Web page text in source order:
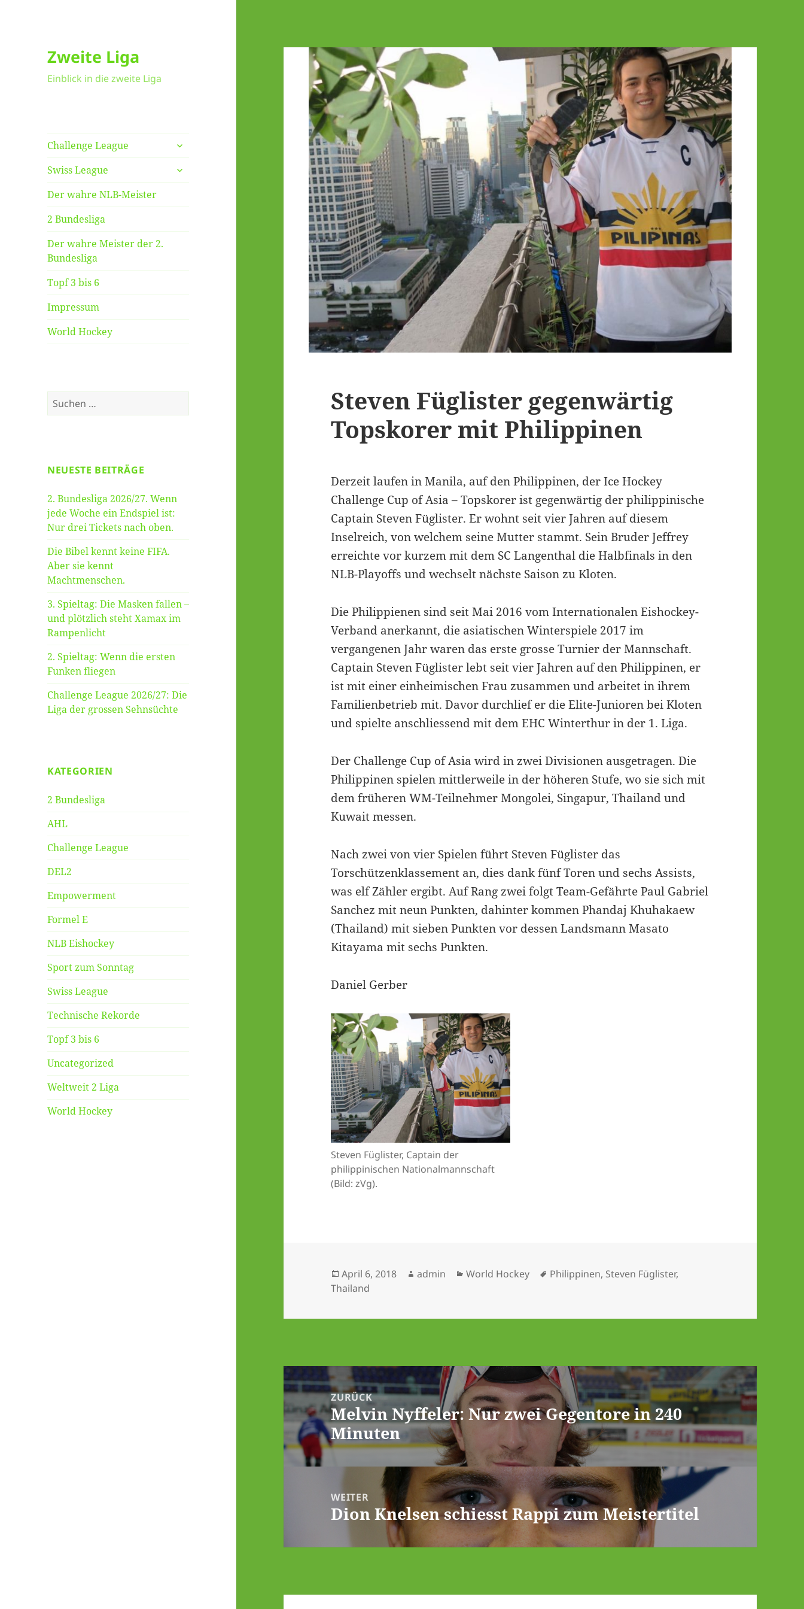
Zweite Liga
Einblick in die zweite Liga
Challenge League
untermenü
anzeigen
Swiss League
untermenü
anzeigen
Der wahre NLB-Meister
2 Bundesliga
Der wahre Meister der 2.
Bundesliga
Topf 3 bis 6
Impressum
World Hockey
Suche
nach:
NEUESTE BEITRÄGE
2. Bundesliga 2026/27. Wenn
jede Woche ein Endspiel ist:
Nur drei Tickets nach oben.
Die Bibel kennt keine FIFA.
Aber sie kennt
Machtmenschen.
3. Spieltag: Die Masken fallen –
und plötzlich steht Xamax im
Rampenlicht
2. Spieltag: Wenn die ersten
Funken fliegen
Challenge League 2026/27: Die
Liga der grossen Sehnsüchte
KATEGORIEN
2 Bundesliga
AHL
Challenge League
DEL2
Empowerment
Formel E
NLB Eishockey
Sport zum Sonntag
Swiss League
Technische Rekorde
Topf 3 bis 6
Uncategorized
Weltweit 2 Liga
World Hockey
Steven Füglister gegenwärtig
Topskorer mit Philippinen
Derzeit laufen in Manila, auf den Philippinen, der Ice Hockey
Challenge Cup of Asia – Topskorer ist gegenwärtig der philippinische
Captain Steven Füglister. Er wohnt seit vier Jahren auf diesem
Inselreich, von welchem seine Mutter stammt. Sein Bruder Jeffrey
erreichte vor kurzem mit dem SC Langenthal die Halbfinals in den
NLB-Playoffs und wechselt nächste Saison zu Kloten.
Die Philippienen sind seit Mai 2016 vom Internationalen Eishockey-
Verband anerkannt, die asiatischen Winterspiele 2017 im
vergangenen Jahr waren das erste grosse Turnier der Mannschaft.
Captain Steven Füglister lebt seit vier Jahren auf den Philippinen, er
ist mit einer einheimischen Frau zusammen und arbeitet in ihrem
Familienbetrieb mit. Davor durchlief er die Elite-Junioren bei Kloten
und spielte anschliessend mit dem EHC Winterthur in der 1. Liga.
Der Challenge Cup of Asia wird in zwei Divisionen ausgetragen. Die
Philippinen spielen mittlerweile in der höheren Stufe, wo sie sich mit
dem früheren WM-Teilnehmer Mongolei, Singapur, Thailand und
Kuwait messen.
Nach zwei von vier Spielen führt Steven Füglister das
Torschützenklassement an, dies dank fünf Toren und sechs Assists,
was elf Zähler ergibt. Auf Rang zwei folgt Team-Gefährte Paul Gabriel
Sanchez mit neun Punkten, dahinter kommen Phandaj Khuhakaew
(Thailand) mit sieben Punkten vor dessen Landsmann Masato
Kitayama mit sechs Punkten.
Daniel Gerber
Steven Füglister, Captain der
philippinischen Nationalmannschaft
(Bild: zVg).
Veröffentlicht
am
April 6, 2018 Autor
admin Kategorien
World Hockey Schlagwörter
Philippinen, Steven Füglister,
Thailand
Beitrags-
NavigationZURÜCK
Vorheriger
Beitrag:
Melvin Nyffeler: Nur zwei Gegentore in 240
Minuten
WEITER
Nächster
Dion Knelsen schiesst Rappi zum Meistertitel